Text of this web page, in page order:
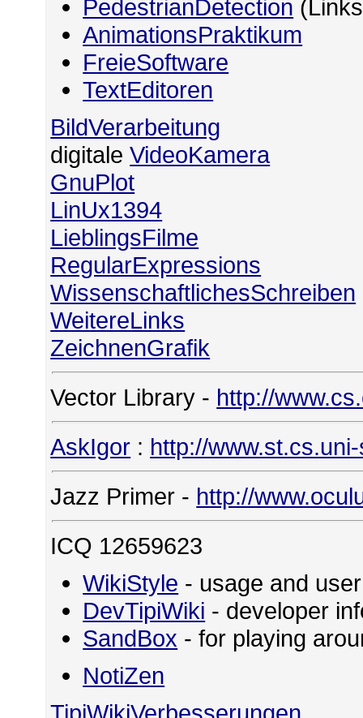
PedestrianDetection
AnimationsPraktikum
FreieSoftware
TextEditoren
BildVerarbeitung
digitaleVideoKamera
GnuPlot
LinUx1394
LieblingsFilme
RegularExpressions
WissenschaftlichesSchreiben
WeitereLinks
ZeichnenGrafik
Vector Library - http://
AskIgor : http://
Jazz Primer - http://
ICQ 12659623
WikiStyle - usage and
DevTipiWiki - developer
SandBox - for playing
NotiZen